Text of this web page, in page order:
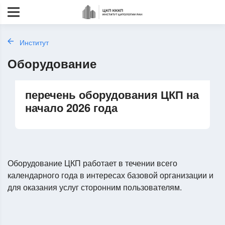
Институт
Оборудование
перечень оборудования ЦКП на
начало 2026 года
Оборудование ЦКП работает в течении всего
календарного года в интересах базовой организации и
для оказания услуг сторонним пользователям.